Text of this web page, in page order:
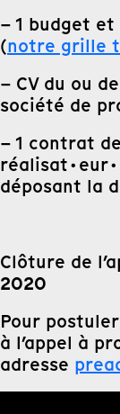
– 1 budget
(notre grille
– CV du ou
société de
– 1 contrat
déposant la
Clôture de
2020
Pour
à l’appel à
adresse